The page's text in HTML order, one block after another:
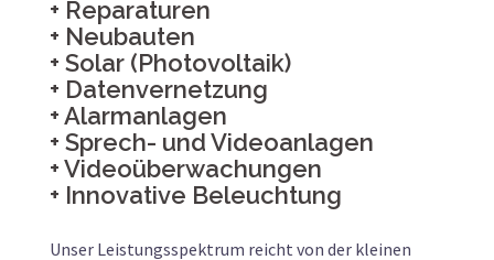
+ Reparaturen
+ Neubauten
+ Solar (Photovoltaik)
+ Datenvernetzung
+ Alarmanlagen
+ Sprech- und Videoanlagen
+ Videoüberwachungen
+ Innovative Beleuchtung
Unser Leistungsspektrum reicht von der kleinen